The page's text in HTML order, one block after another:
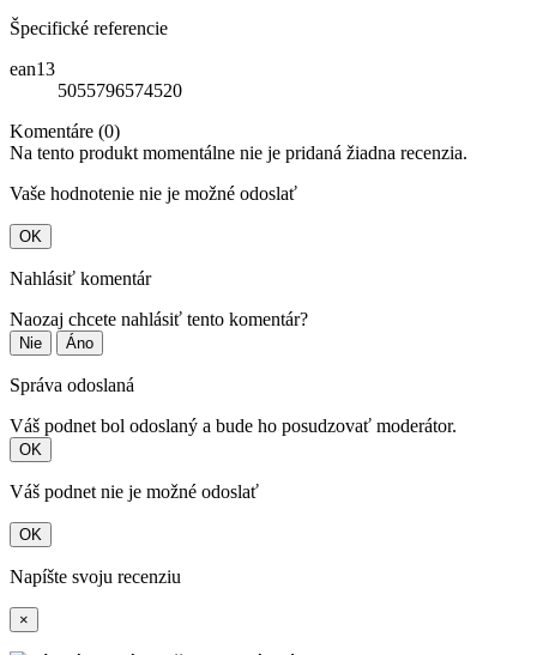
Špecifické referencie
ean13
5055796574520
Komentáre (0)
Na tento produkt momentálne nie je pridaná žiadna recenzia.
Vaše hodnotenie nie je možné odoslať
OK
Nahlásiť komentár
Naozaj chcete nahlásiť tento komentár?
Nie Áno
Správa odoslaná
Váš podnet bol odoslaný a bude ho posudzovať moderátor.
OK
Váš podnet nie je možné odoslať
OK
Napíšte svoju recenziu
×